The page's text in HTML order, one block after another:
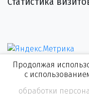
Продолжая
с
обработки